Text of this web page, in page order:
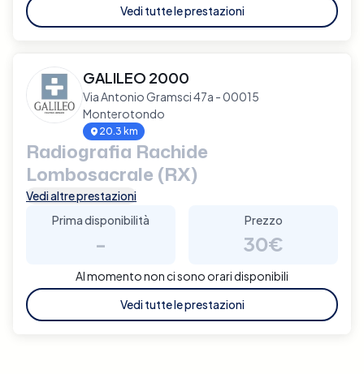
Vedi tutte le prestazioni
GALILEO 2000
Via Antonio Gramsci 47a - 00015
Monterotondo
20.3 km
Radiografia Rachide
Lombosacrale (RX)
Vedi altre prestazioni
Prima disponibilità
-
Prezzo
30€
Al momento non ci sono orari disponibili
Vedi tutte le prestazioni